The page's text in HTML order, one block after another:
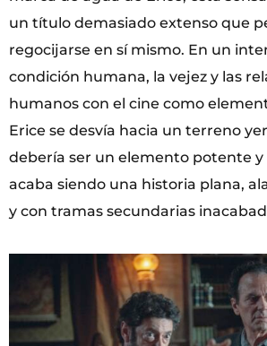
un título demasiado extenso que
regocijarse en sí mismo. En un
condición humana, la vejez y las
humanos con el cine como
Erice se desvía hacia un terreno
debería ser un elemento potente y
acaba siendo una historia plana,
y con tramas secundarias